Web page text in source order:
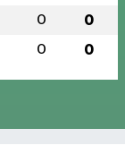
0 0
0 0